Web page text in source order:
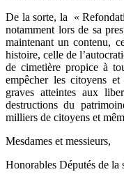
De la sorte, la «
notamment lors de sa
maintenant un contenu,
histoire, celle de
de cimetière propice à
empêcher les citoyens
graves atteintes aux
destructions du
milliers de citoyens et
Mesdames et messieurs,
Honorables Députés de la